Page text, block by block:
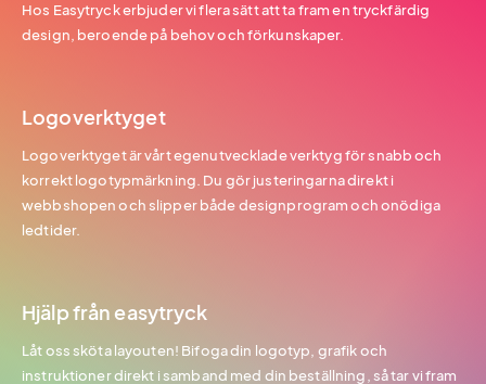
Hos Easytryck erbjuder vi flera sätt att ta fram en tryckfärdig
design, beroende på behov och förkunskaper.
Logoverktyget
Logoverktyget är vårt egenutvecklade verktyg för snabb och
korrekt logotypmärkning. Du gör justeringarna direkt i
webbshopen och slipper både designprogram och onödiga
ledtider.
Hjälp från easytryck
Låt oss sköta layouten! Bifoga din logotyp, grafik och
instruktioner direkt i samband med din beställning, så tar vi fram